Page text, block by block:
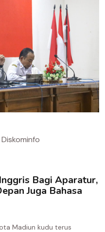
Bagi Aparatur,
Juga Bahasa
Madiun kudu terus